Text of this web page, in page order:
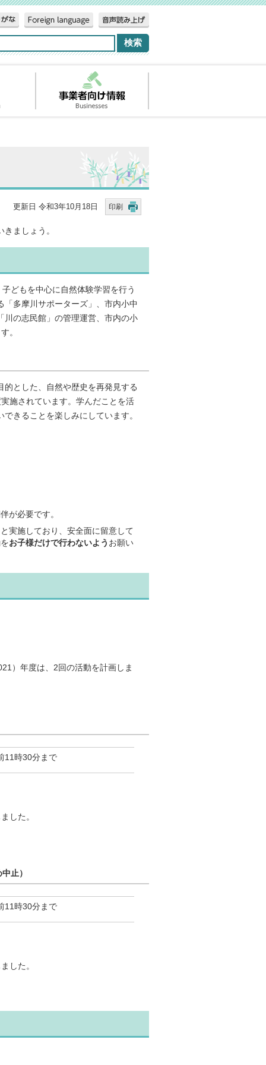
更新日 令和3年10月18日 印刷
ましょう。
どもを中心に自然体験学習を行う
「多摩川サポーターズ」、市内小中
川の志民館」の管理運営、市内の小
。
とした、自然や歴史を再発見する
施されています。学んだことを活
きることを楽しみにしています。
が必要です。
実施しており、安全面に留意して
お子様だけで行わないよう お願い
）年度は、2回の活動を計画しま
11時30分まで
した。
止）
11時30分まで
した。